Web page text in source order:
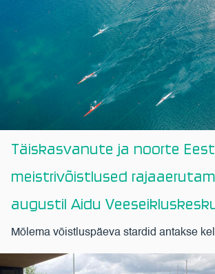
Täiskasvanute ja noorte
meistrivõistlused
augustil Aidu
Mõlema võistluspäeva stardid antakse